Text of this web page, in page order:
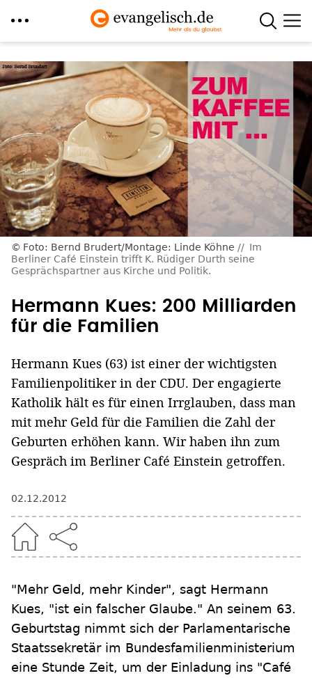
zum
Inhalt
Foto: Bernd Brudert/Montage: Linde Köhne
Im
Berliner Café Einstein trifft K. Rüdiger Durth seine
Gesprächspartner aus Kirche und Politik.
Hermann Kues: 200 Milliarden
für die Familien
Hermann Kues (63) ist einer der wichtigsten
Familienpolitiker in der CDU. Der engagierte
Katholik hält es für einen Irrglauben, dass man
mit mehr Geld für die Familien die Zahl der
Geburten erhöhen kann. Wir haben ihn zum
Gespräch im Berliner Café Einstein getroffen.
02.12.2012
"Mehr Geld, mehr Kinder", sagt Hermann
Kues, "ist ein falscher Glaube." An seinem 63.
Geburtstag nimmt sich der Parlamentarische
Staatssekretär im Bundesfamilienministerium
eine Stunde Zeit, um der Einladung ins "Café